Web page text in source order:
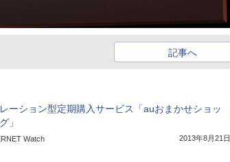
記事へ
ーション型定期購入サービス「auおまかせショッ
」
Watch 2013年8月21日